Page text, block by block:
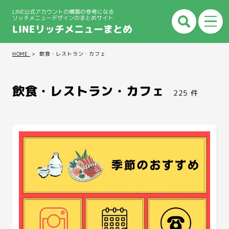
LINE公式アカウントの構築の参考になる
リッチメニューデザインのまとめサイト
LINEリッチメニューまとめ
HOME 飲食・レストラン・カフェ
飲食・レストラン・カフェ 225 件